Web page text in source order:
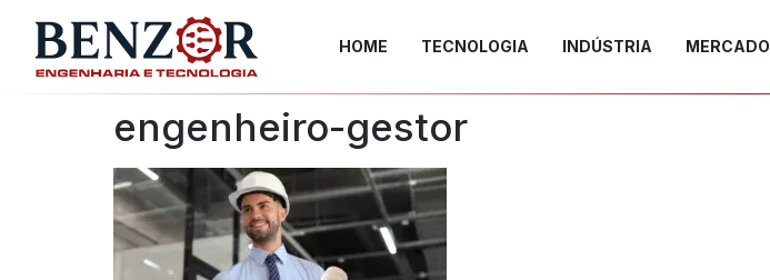
HOME TECNOLOGIA INDÚSTRIA MERCADO
engenheiro-gestor